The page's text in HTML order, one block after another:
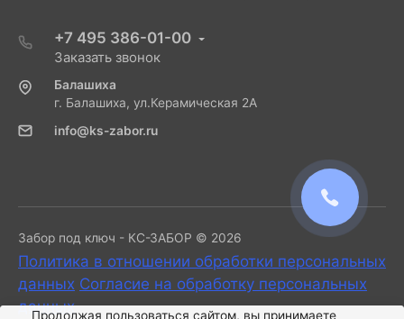
+7 495 386-01-00
Заказать звонок
Балашиха
г. Балашиха, ул.Керамическая 2А
info@ks-zabor.ru
Забор под ключ - КС-ЗАБОР © 2026
Политика в отношении обработки персональных
данных Согласие на обработку персональных
данных .
Продолжая пользоваться сайтом, вы принимаете